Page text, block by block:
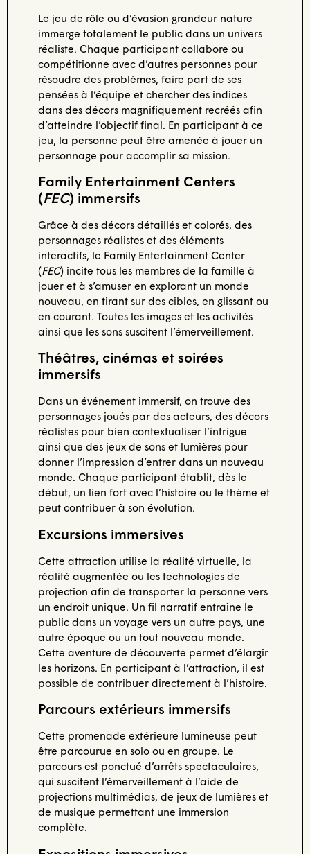
Le jeu de rôle ou d’évasion grandeur nature
immerge totalement le public dans un univers
réaliste. Chaque participant collabore ou
compétitionne avec d’autres personnes pour
résoudre des problèmes, faire part de ses
pensées à l’équipe et chercher des indices
dans des décors magnifiquement recréés afin
d’atteindre l’objectif final. En participant à ce
jeu, la personne peut être amenée à jouer un
personnage pour accomplir sa mission.
Family Entertainment Centers
(FEC) immersifs
Grâce à des décors détaillés et colorés, des
personnages réalistes et des éléments
interactifs, le Family Entertainment Center
(FEC) incite tous les membres de la famille à
jouer et à s’amuser en explorant un monde
nouveau, en tirant sur des cibles, en glissant ou
en courant. Toutes les images et les activités
ainsi que les sons suscitent l’émerveillement.
Théâtres, cinémas et soirées
immersifs
Dans un événement immersif, on trouve des
personnages joués par des acteurs, des décors
réalistes pour bien contextualiser l’intrigue
ainsi que des jeux de sons et lumières pour
donner l’impression d’entrer dans un nouveau
monde. Chaque participant établit, dès le
début, un lien fort avec l’histoire ou le thème et
peut contribuer à son évolution.
Excursions immersives
Cette attraction utilise la réalité virtuelle, la
réalité augmentée ou les technologies de
projection afin de transporter la personne vers
un endroit unique. Un fil narratif entraîne le
public dans un voyage vers un autre pays, une
autre époque ou un tout nouveau monde.
Cette aventure de découverte permet d’élargir
les horizons. En participant à l’attraction, il est
possible de contribuer directement à l’histoire.
Parcours extérieurs immersifs
Cette promenade extérieure lumineuse peut
être parcourue en solo ou en groupe. Le
parcours est ponctué d’arrêts spectaculaires,
qui suscitent l’émerveillement à l’aide de
projections multimédias, de jeux de lumières et
de musique permettant une immersion
complète.